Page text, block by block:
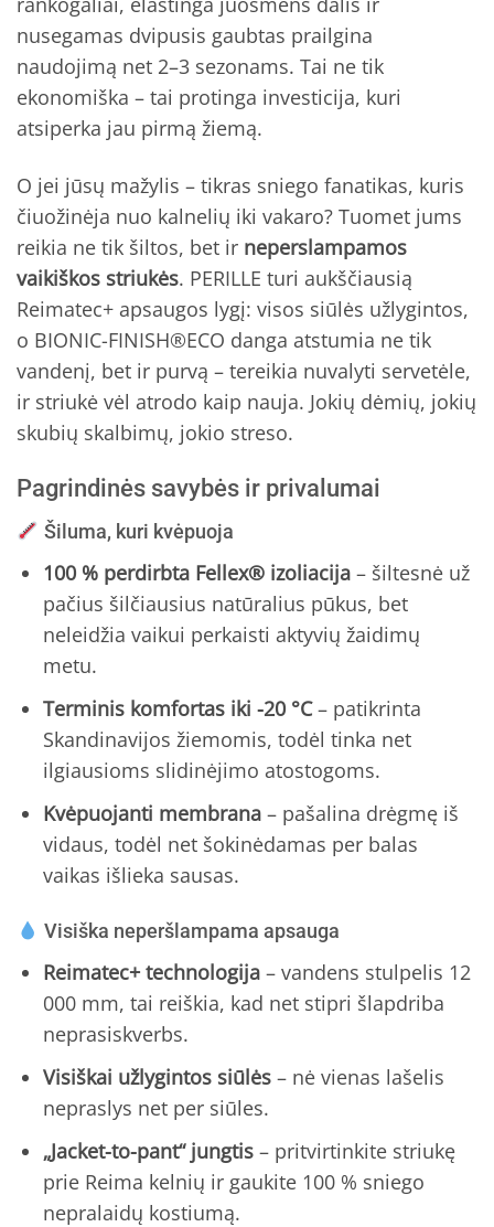
nusegamas dvipusis gaubtas prailgina
naudojimą net 2–3 sezonams. Tai ne tik
ekonomiška – tai protinga investicija, kuri
atsiperka jau pirmą žiemą.
O jei jūsų mažylis – tikras sniego fanatikas, kuris
čiuožinėja nuo kalnelių iki vakaro? Tuomet jums
reikia ne tik šiltos, bet ir neperslampamos
vaikiškos striukės. PERILLE turi aukščiausią
Reimatec+ apsaugos lygį: visos siūlės užlygintos,
o BIONIC-FINISH®ECO danga atstumia ne tik
vandenį, bet ir purvą – tereikia nuvalyti servetėle,
ir striukė vėl atrodo kaip nauja. Jokių dėmių, jokių
skubių skalbimų, jokio streso.
Pagrindinės savybės ir privalumai
Šiluma, kuri kvėpuoja
100 % perdirbta Fellex® izoliacija– šiltesnė už
pačius šilčiausius natūralius pūkus, bet
neleidžia vaikui perkaisti aktyvių žaidimų
metu.
Terminis komfortas iki -20 °C– patikrinta
Skandinavijos žiemomis, todėl tinka net
ilgiausioms slidinėjimo atostogoms.
Kvėpuojanti membrana– pašalina drėgmę iš
vidaus, todėl net šokinėdamas per balas
vaikas išlieka sausas.
Visiška neperšlampama apsauga
Reimatec+ technologija– vandens stulpelis 12
000 mm, tai reiškia, kad net stipri šlapdriba
neprasiskverbs.
Visiškai užlygintos siūlės– nė vienas lašelis
nepraslys net per siūles.
„Jacket-to-pant“ jungtis– pritvirtinkite striukę
prie Reima kelnių ir gaukite 100 % sniego
nepralaidų kostiumą.